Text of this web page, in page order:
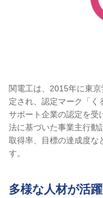
関電工は、2015年に東
定され、認定マーク「く
サポート企業の認定を受
法に基づいた事業主行動
取得率、目標の達成度な
す。
多様な人材が活